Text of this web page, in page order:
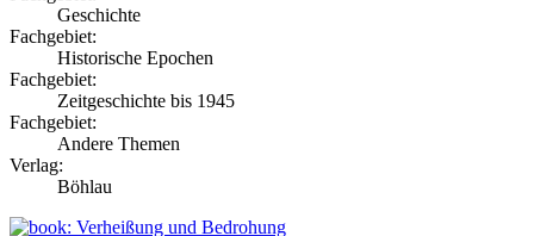
Geschichte
Fachgebiet:
Historische Epochen
Fachgebiet:
Zeitgeschichte bis 1945
Fachgebiet:
Andere Themen
Verlag:
Böhlau